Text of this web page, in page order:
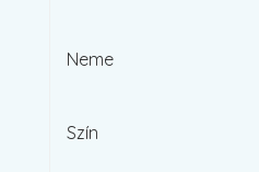
Neme
Szín